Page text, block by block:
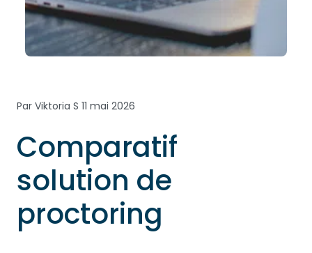
Par Viktoria S 11 mai 2026
Comparatif
solution de
proctoring